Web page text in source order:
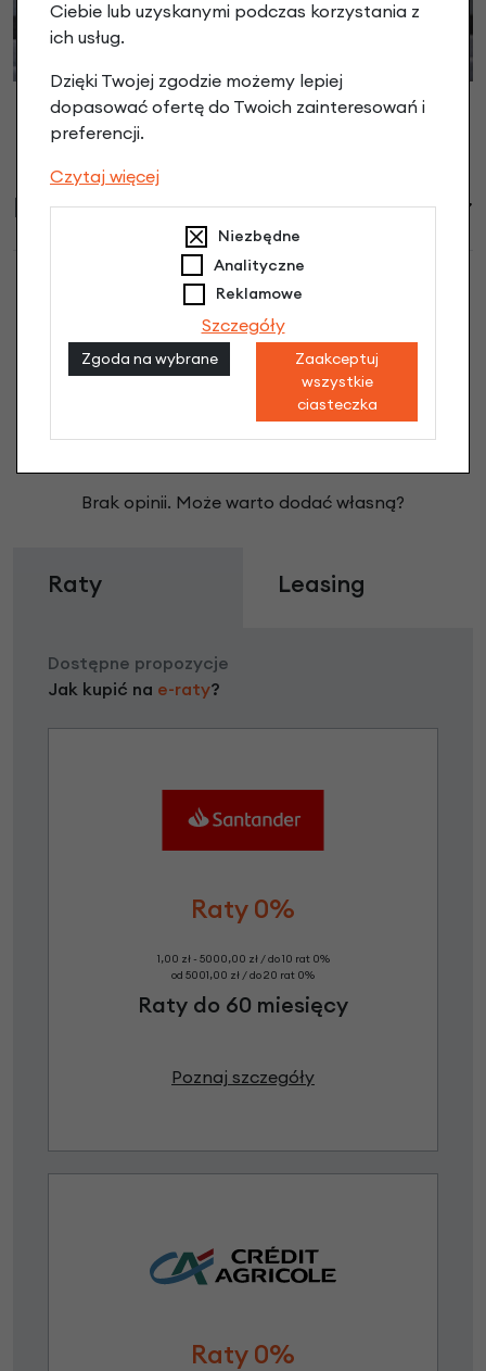
Informacje handlowe
Przedni fotelik rowerowy Bobike Evolve
Mini Cinnamon Brown opinie
Dodaj opinię
Brak opinii. Może warto dodać własną?
Raty Leasing
Dostępne propozycje
Jak kupić na e-raty?
Raty 0%
1,00 zł - 5000,00 zł / do 10 rat 0%
od 5001,00 zł / do 20 rat 0%
Raty do 60 miesięcy
Poznaj szczegóły
Raty 0%
Ciebie lub uzyskanymi podczas korzystania z
ich usług.
Dzięki Twojej zgodzie możemy lepiej
dopasować ofertę do Twoich zainteresowań i
preferencji.
Czytaj więcej
Niezbędne
Analityczne
Reklamowe
Szczegóły
Zgoda na wybrane
Zaakceptuj
wszystkie
ciasteczka